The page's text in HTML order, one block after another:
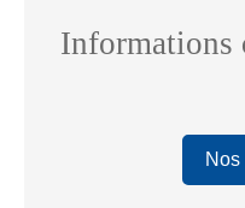
Informations